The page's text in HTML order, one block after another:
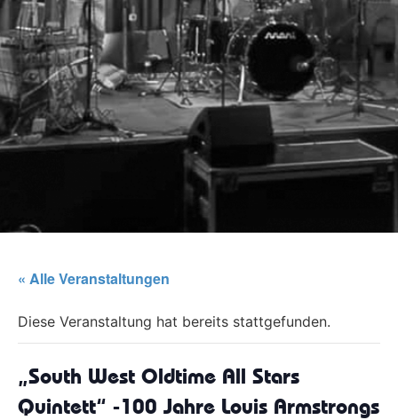
« Alle Veranstaltungen
Diese Veranstaltung hat bereits stattgefunden.
„South West Oldtime All Stars
Quintett“ -100 Jahre Louis Armstrongs